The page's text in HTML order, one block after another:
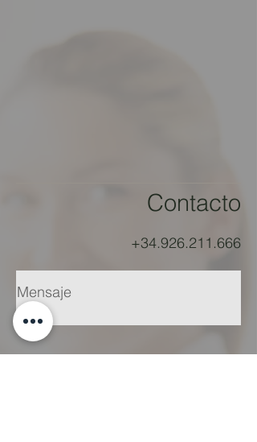
Contacto
+34.926.211.666